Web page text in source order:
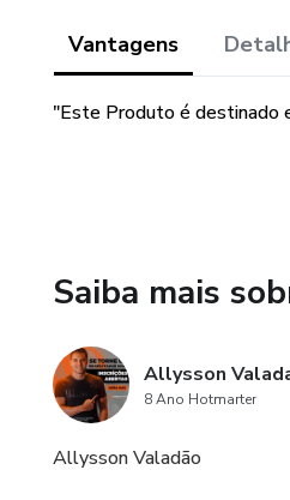
Vantagens
"Este Produto é destinado
Saiba mais
Allysson
8 Ano Hotmarter
Allysson Valadão